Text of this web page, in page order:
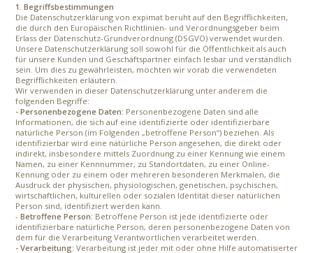
1. Begriffsbestimmungen
Die Datenschutzerklärung von expimat beruht auf den Begrifflichkeiten,
die durch den Europäischen Richtlinien- und Verordnungsgeber beim
Erlass der Datenschutz-Grundverordnung (DSGVO) verwendet wurden.
Unsere Datenschutzerklärung soll sowohl für die Öffentlichkeit als auch
für unsere Kunden und Geschäftspartner einfach lesbar und verständlich
sein. Um dies zu gewährleisten, möchten wir vorab die verwendeten
Begrifflichkeiten erläutern.
Wir verwenden in dieser Datenschutzerklärung unter anderem die
folgenden Begriffe:
- Personenbezogene Daten: Personenbezogene Daten sind alle
Informationen, die sich auf eine identifizierte oder identifizierbare
natürliche Person (im Folgenden „betroffene Person“) beziehen. Als
identifizierbar wird eine natürliche Person angesehen, die direkt oder
indirekt, insbesondere mittels Zuordnung zu einer Kennung wie einem
Namen, zu einer Kennnummer, zu Standortdaten, zu einer Online-
Kennung oder zu einem oder mehreren besonderen Merkmalen, die
Ausdruck der physischen, physiologischen, genetischen, psychischen,
wirtschaftlichen, kulturellen oder sozialen Identität dieser natürlichen
Person sind, identifiziert werden kann.
- Betroffene Person: Betroffene Person ist jede identifizierte oder
identifizierbare natürliche Person, deren personenbezogene Daten von
dem für die Verarbeitung Verantwortlichen verarbeitet werden.
- Verarbeitung: Verarbeitung ist jeder mit oder ohne Hilfe automatisierter